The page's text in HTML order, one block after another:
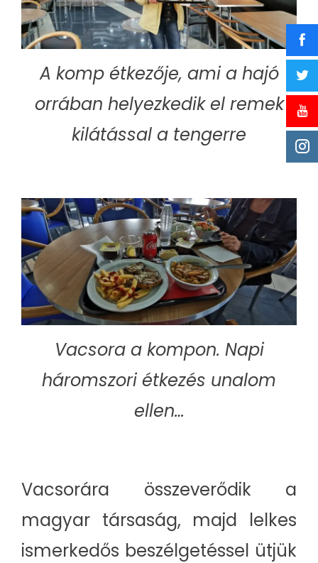
A komp étkezője, ami a hajó
orrában helyezkedik el remek
kilátással a tengerre
Vacsora a kompon. Napi
háromszori étkezés unalom
ellen…
Vacsorára összeverődik a
magyar társaság, majd lelkes
ismerkedős beszélgetéssel ütjük